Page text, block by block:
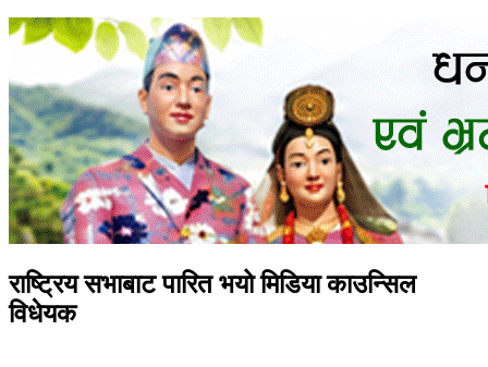
राष्ट्रिय सभाबाट पारित भयो मिडिया काउन्सिल
विधेयक